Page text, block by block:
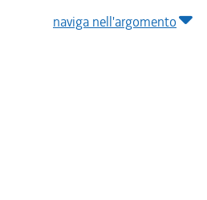
naviga nell'argomento